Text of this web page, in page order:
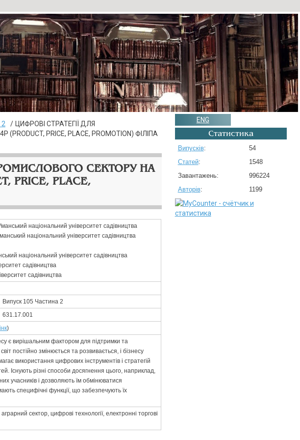
2
ЦИФРОВІ СТРАТЕГІЇ ДЛЯ
PRICE, PLACE, PROMOTION) ФІЛІПА
СЕКТОРУ НА
PRICE, PLACE,
національний університет садівництва
національний університет садівництва
національний університет садівництва
садівництва
садівництва
Випуск 105 Частина 2
631.17.001
)
є вирішальним фактором для підтримки та
постійно змінюється та розвивається, і бізнесу
використання цифрових інструментів і стратегій
Існують різні способи досягнення цього, наприклад,
учасників і дозволяють їм обмінюватися
специфічні функції, що забезпечують їх
сектор, цифрові технології, електронні торгові
ENG
Статистика
Випусків:
54
Статей:
1548
Завантажень:
996224
Авторів: 1199